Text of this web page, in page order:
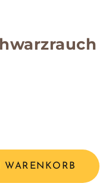
WARENKORB